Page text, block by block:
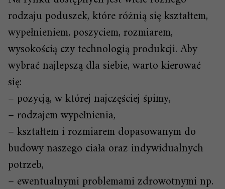
rodzaju poduszek, które różnią się kształtem,
wypełnieniem, poszyciem, rozmiarem,
wysokością czy technologią produkcji. Aby
wybrać najlepszą dla siebie, warto kierować
się:
– pozycją, w której najczęściej śpimy,
– rodzajem wypełnienia,
– kształtem i rozmiarem dopasowanym do
budowy naszego ciała oraz indywidualnych
potrzeb,
– ewentualnymi problemami zdrowotnymi np.